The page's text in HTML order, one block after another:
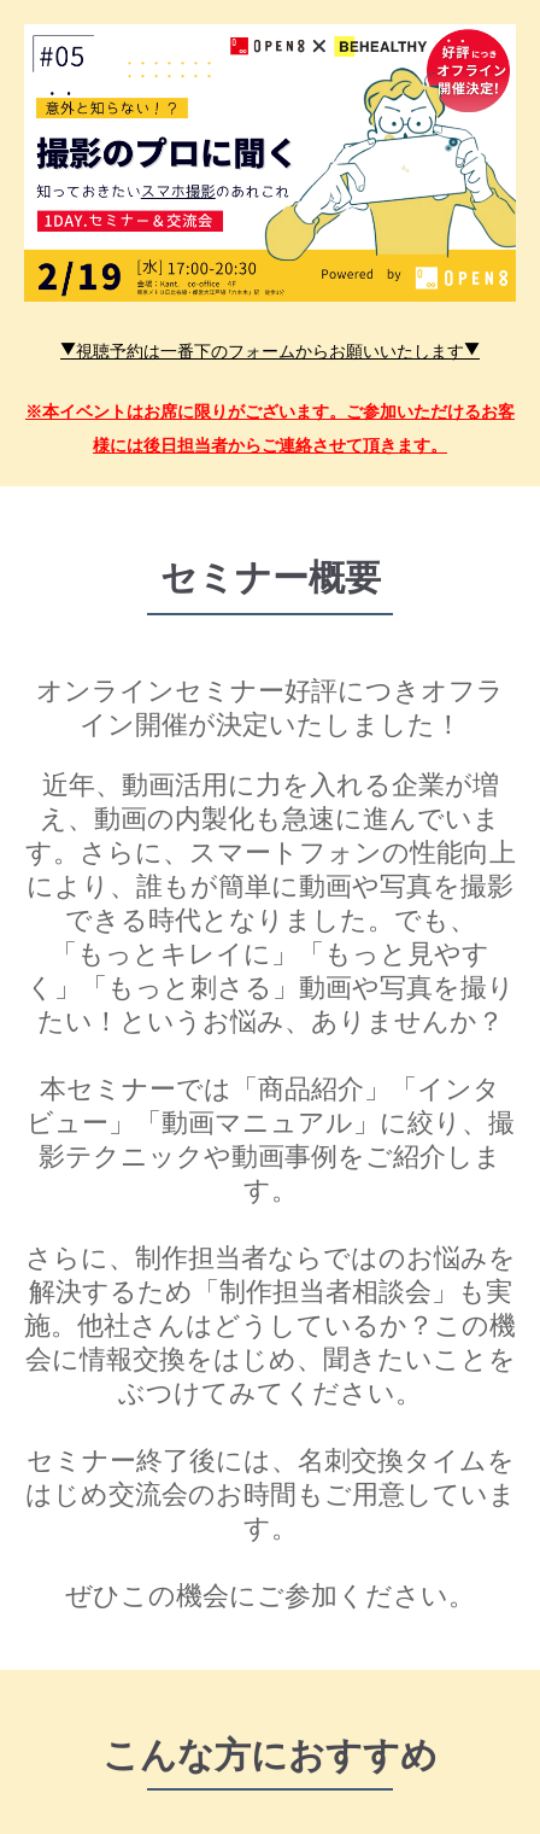
▼視聴予約は一番下のフォームからお願いいたします▼
※本イベントはお席に限りがございます。ご参加いただけるお客
様には後日担当者からご連絡させて頂きます。
セミナー概要
オンラインセミナー好評につきオフラ
イン開催が決定いたしました！
近年、動画活用に力を入れる企業が増
え、動画の内製化も急速に進んでいま
す。さらに、スマートフォンの性能向上
により、誰もが簡単に動画や写真を撮影
できる時代となりました。でも、
「もっとキレイに」「もっと見やす
く」「もっと刺さる」動画や写真を撮り
たい！というお悩み、ありませんか？
本セミナーでは「商品紹介」「インタ
ビュー」「動画マニュアル」に絞り、撮
影テクニックや動画事例をご紹介しま
す。
さらに、制作担当者ならではのお悩みを
解決するため「制作担当者相談会」も実
施。他社さんはどうしているか？この機
会に情報交換をはじめ、聞きたいことを
ぶつけてみてください。
セミナー終了後には、名刺交換タイムを
はじめ交流会のお時間もご用意していま
す。
ぜひこの機会にご参加ください。
こんな方におすすめ